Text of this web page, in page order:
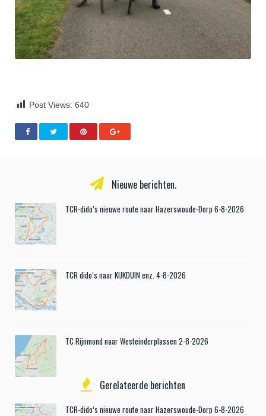
Post Views: 640
Nieuwe berichten.
TCR-dido’s nieuwe route naar Hazerswoude-Dorp 6-8-2026
TCR dido’s naar KIJKDUIN enz. 4-8-2026
TC Rijnmond naar Westeinderplassen 2-8-2026
Gerelateerde berichten
TCR-dido’s nieuwe route naar Hazerswoude-Dorp 6-8-2026